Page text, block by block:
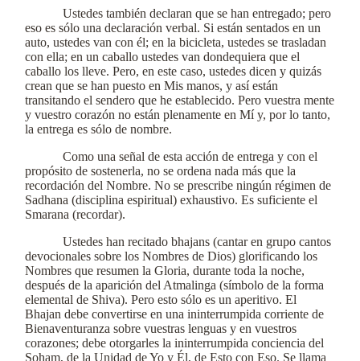
Ustedes también declaran que se han entregado; pero
eso es sólo una declaración verbal. Si están sentados en un
auto, ustedes van con él; en la bicicleta, ustedes se trasladan
con ella; en un caballo ustedes van dondequiera que el
caballo los lleve. Pero, en este caso, ustedes dicen y quizás
crean que se han puesto en Mis manos, y así están
transitando el sendero que he establecido. Pero vuestra mente
y vuestro corazón no están plenamente en Mí y, por lo tanto,
la entrega es sólo de nombre.
Como una señal de esta acción de entrega y con el
propósito de sostenerla, no se ordena nada más que la
recordación del Nombre. No se prescribe ningún régimen de
Sadhana (disciplina espiritual) exhaustivo. Es suficiente el
Smarana (recordar).
Ustedes han recitado bhajans (cantar en grupo cantos
devocionales sobre los Nombres de Dios) glorificando los
Nombres que resumen la Gloria, durante toda la noche,
después de la aparición del Atmalinga (símbolo de la forma
elemental de Shiva). Pero esto sólo es un aperitivo. El
Bhajan debe convertirse en una ininterrumpida corriente de
Bienaventuranza sobre vuestras lenguas y en vuestros
corazones; debe otorgarles la ininterrumpida conciencia del
Soham, de la Unidad de Yo y Él, de Esto con Eso. Se llama